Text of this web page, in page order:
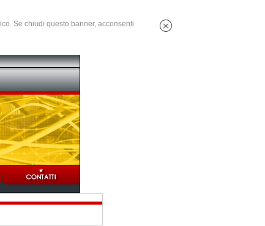
Se chiudi questo banner, acconsenti